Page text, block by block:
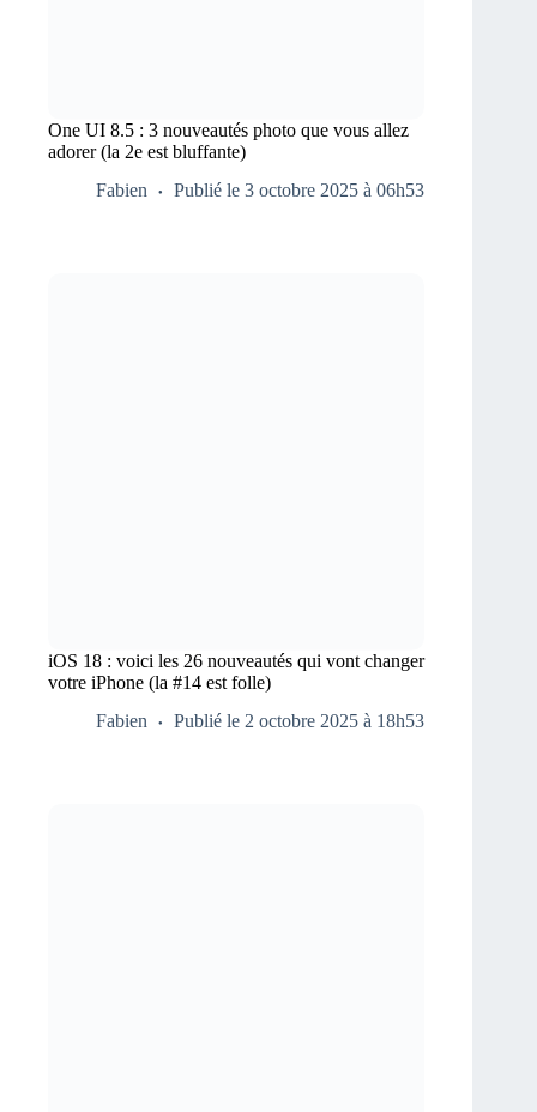
One UI 8.5 : 3 nouveautés photo que vous allez
adorer (la 2e est bluffante)
Fabien
Publié le 3 octobre 2025 à 06h53
iOS 18 : voici les 26 nouveautés qui vont changer
votre iPhone (la #14 est folle)
Fabien
Publié le 2 octobre 2025 à 18h53